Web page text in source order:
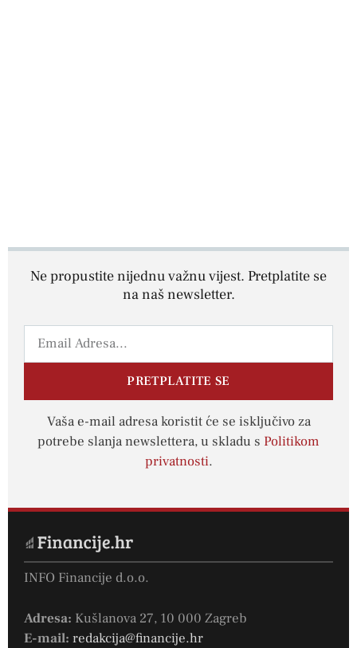
Ne propustite nijednu važnu vijest. Pretplatite se
na naš newsletter.
PRETPLATITE SE
Vaša e-mail adresa koristit će se isključivo za
potrebe slanja newslettera, u skladu s Politikom
privatnosti.
INFO Financije d.o.o.
Adresa: Kušlanova 27, 10 000 Zagreb
E-mail: redakcija@financije.hr